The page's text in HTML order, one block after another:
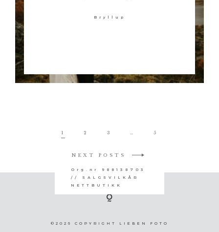
Bryllup
1 2 3 5
NEXT POSTS
Org.nr 988138703
// SALGSVILKÅR
NETTBUTIKK
©2026 COPYRIGHT LIEBEN FOTO